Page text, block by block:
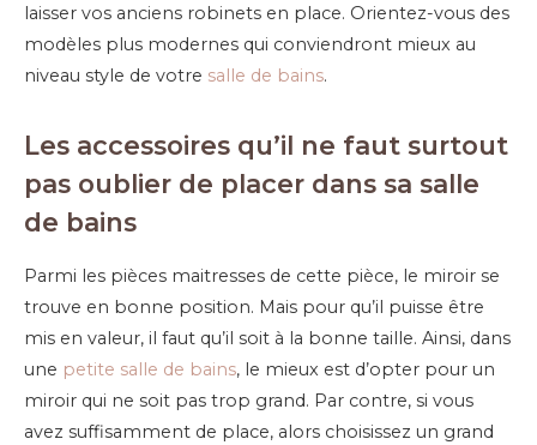
laisser vos anciens robinets en place. Orientez-vous des
modèles plus modernes qui conviendront mieux au
niveau style de votre salle de bains.
Les accessoires qu’il ne faut surtout
pas oublier de placer dans sa salle
de bains
Parmi les pièces maitresses de cette pièce, le miroir se
trouve en bonne position. Mais pour qu’il puisse être
mis en valeur, il faut qu’il soit à la bonne taille. Ainsi, dans
une petite salle de bains, le mieux est d’opter pour un
miroir qui ne soit pas trop grand. Par contre, si vous
avez suffisamment de place, alors choisissez un grand